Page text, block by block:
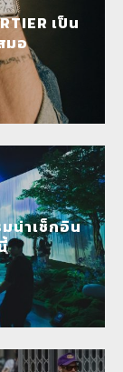
เป็น
มอ
มน่าเช็กอิน